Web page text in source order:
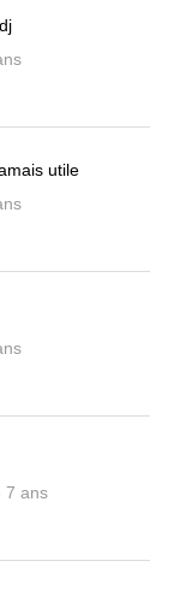
utile
7 ans